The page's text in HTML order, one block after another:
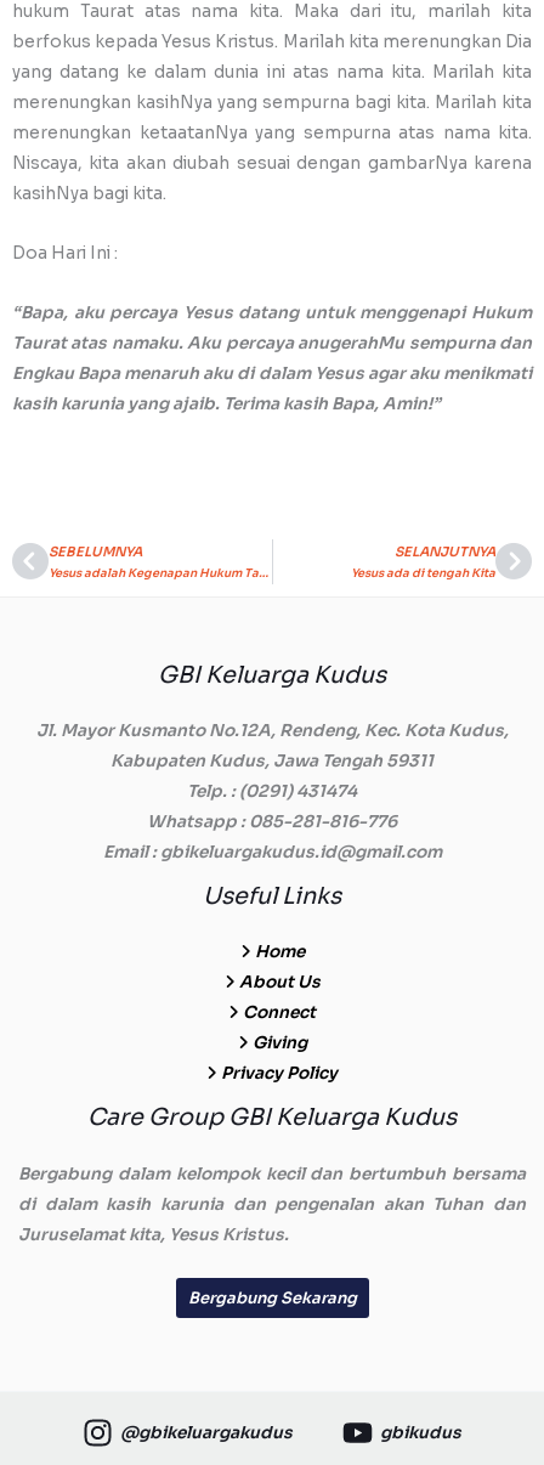
hukum Taurat atas nama kita. Maka dari itu, marilah kita
berfokus kepada Yesus Kristus. Marilah kita merenungkan Dia
yang datang ke dalam dunia ini atas nama kita. Marilah kita
merenungkan kasihNya yang sempurna bagi kita. Marilah kita
merenungkan ketaatanNya yang sempurna atas nama kita.
Niscaya, kita akan diubah sesuai dengan gambarNya karena
kasihNya bagi kita.
Doa Hari Ini :
“Bapa, aku percaya Yesus datang untuk menggenapi Hukum
Taurat atas namaku. Aku percaya anugerahMu sempurna dan
Engkau Bapa menaruh aku di dalam Yesus agar aku menikmati
kasih karunia yang ajaib. Terima kasih Bapa, Amin!”
Prev
SEBELUMNYA
Yesus adalah Kegenapan Hukum Taurat
SELANJUTNYA
Yesus ada di tengah Kita
GBI Keluarga Kudus
Jl. Mayor Kusmanto No.12A, Rendeng, Kec. Kota Kudus,
Kabupaten Kudus, Jawa Tengah 59311
Telp. : (0291) 431474
Whatsapp : 085-281-816-776
Email: gbikeluargakudus.id@gmail.com
Useful Links
Home
About Us
Connect
Giving
Privacy Policy
Care Group GBI Keluarga Kudus
Bergabung dalam kelompok kecil dan bertumbuh bersama
di dalam kasih karunia dan pengenalan akan Tuhan dan
Juruselamat kita, Yesus Kristus.
Bergabung Sekarang
@gbikeluargakudus gbikudus